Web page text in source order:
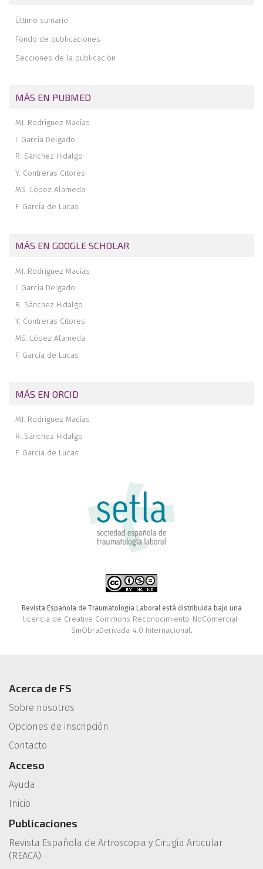
severa en el hospital de una mutua colaboradora de la seguridad
Procedimiento de enfermería para la utilización de aloinjerto en la
cirugía de reconstrucción del ligamento cruzado anterior
Último sumario
Fondo de publicaciones
Secciones de la publicación
MÁS EN PUBMED
MJ. Rodríguez Macías
I. García Delgado
R. Sánchez Hidalgo
Y. Contreras Citores
MS. López Alameda
F. García de Lucas
MÁS EN GOOGLE SCHOLAR
MJ. Rodríguez Macías
I. García Delgado
R. Sánchez Hidalgo
Y. Contreras Citores
MS. López Alameda
F. García de Lucas
MÁS EN ORCID
MJ. Rodríguez Macías
R. Sánchez Hidalgo
F. García de Lucas
Revista Española de Traumatología Laboral está distribuida bajo una
licencia de Creative Commons Reconocimiento-NoComercial-
SinObraDerivada 4.0 Internacional.
Acerca de FS
Sobre nosotros
Opciones de inscripción
Contacto
Acceso
Ayuda
Inicio
Publicaciones
Revista Española de Artroscopia y Cirugía Articular
(REACA)